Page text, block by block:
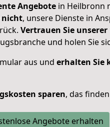
Angebote in Heilbronn
nicht, unsere Dienste in
Vertrauen Sie unserer
und holen Sie
aus und erhalten Sie
sparen, das
Angebote erhalten